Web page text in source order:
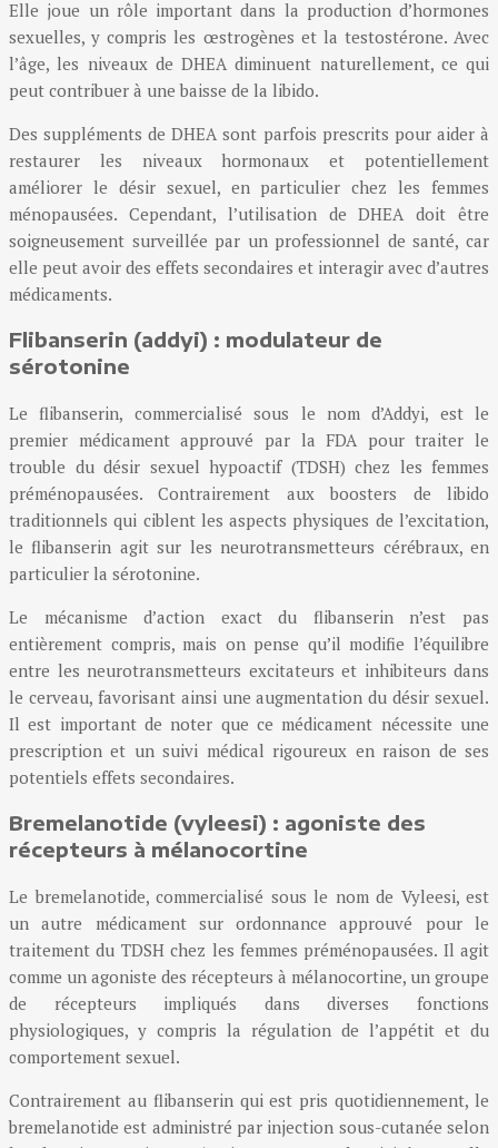
Elle joue un rôle important dans la production d’hormones
sexuelles, y compris les œstrogènes et la testostérone. Avec
l’âge, les niveaux de DHEA diminuent naturellement, ce qui
peut contribuer à une baisse de la libido.
Des suppléments de DHEA sont parfois prescrits pour aider à
restaurer les niveaux hormonaux et potentiellement
améliorer le désir sexuel, en particulier chez les femmes
ménopausées. Cependant, l’utilisation de DHEA doit être
soigneusement surveillée par un professionnel de santé, car
elle peut avoir des effets secondaires et interagir avec d’autres
médicaments.
Flibanserin (addyi) : modulateur de
sérotonine
Le flibanserin, commercialisé sous le nom d’Addyi, est le
premier médicament approuvé par la FDA pour traiter le
trouble du désir sexuel hypoactif (TDSH) chez les femmes
préménopausées. Contrairement aux boosters de libido
traditionnels qui ciblent les aspects physiques de l’excitation,
le flibanserin agit sur les neurotransmetteurs cérébraux, en
particulier la sérotonine.
Le mécanisme d’action exact du flibanserin n’est pas
entièrement compris, mais on pense qu’il modifie l’équilibre
entre les neurotransmetteurs excitateurs et inhibiteurs dans
le cerveau, favorisant ainsi une augmentation du désir sexuel.
Il est important de noter que ce médicament nécessite une
prescription et un suivi médical rigoureux en raison de ses
potentiels effets secondaires.
Bremelanotide (vyleesi) : agoniste des
récepteurs à mélanocortine
Le bremelanotide, commercialisé sous le nom de Vyleesi, est
un autre médicament sur ordonnance approuvé pour le
traitement du TDSH chez les femmes préménopausées. Il agit
comme un agoniste des récepteurs à mélanocortine, un groupe
de récepteurs impliqués dans diverses fonctions
physiologiques, y compris la régulation de l’appétit et du
comportement sexuel.
Contrairement au flibanserin qui est pris quotidiennement, le
bremelanotide est administré par injection sous-cutanée selon